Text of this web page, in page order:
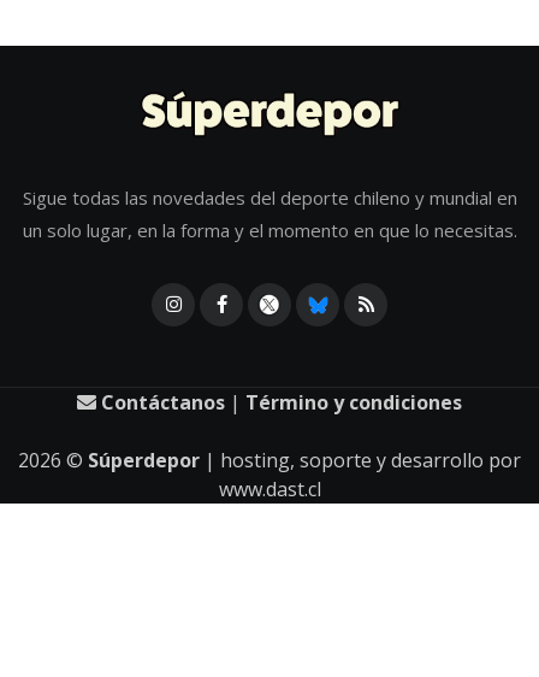
Sigue todas las novedades del deporte chileno y mundial en
un solo lugar, en la forma y el momento en que lo necesitas.
Contáctanos | Término y condiciones
2026 © Súperdepor | hosting, soporte y desarrollo por
www.dast.cl